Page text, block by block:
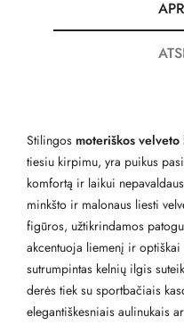
Stilingos moteriškos velveto
tiesiu kirpimu, yra puikus
komfortą ir laikui
minkšto ir malonaus liesti
figūros, užtikrindamos
akcentuoja liemenį ir
sutrumpintas kelnių ilgis
derės tiek su sportbačiais
elegantiškesniais aulinukais